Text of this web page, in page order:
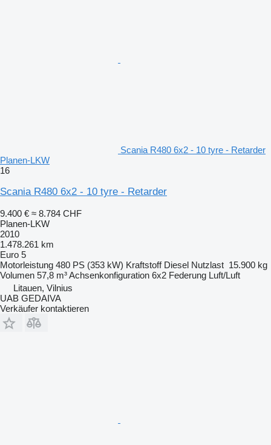
Scania R480 6x2 - 10 tyre - Retarder
Planen-LKW
16
Scania R480 6x2 - 10 tyre - Retarder
9.400 € ≈ 8.784 CHF
Planen-LKW
2010
1.478.261 km
Euro 5
Motorleistung 480 PS (353 kW) Kraftstoff Diesel Nutzlast 15.900 kg
Volumen 57,8 m³Achsenkonfiguration 6x2 Federung Luft/Luft
Litauen, Vilnius
UAB GEDAIVA
Verkäufer kontaktieren